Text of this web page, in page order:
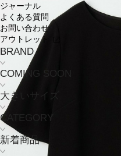
ジャーナル
よくある質問
お問い合わせ
アウトレット
BRAND
COMING SOON
大きいサイズ
CATEGORY
新着商品